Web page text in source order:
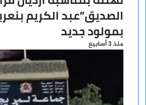
الصديق”عبد الكريم
بمولود جديد
منذ 3 أسابيع